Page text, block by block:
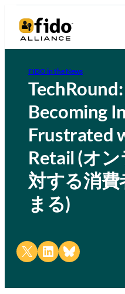
FIDO in the News
Becoming
Frustrated
Retail (オ
対する消
まる)
Share on X Share on LinkedIn
Share on Bluesky